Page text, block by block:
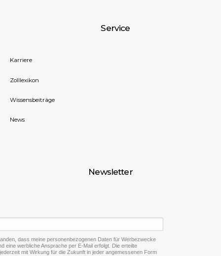
Service
Karriere
Zolllexikon
Wissensbeiträge
News
Newsletter
dass meine personenbezogenen Daten für Werbezwecke
eine werbliche Ansprache per E-Mail erfolgt. Die erteilte
mit Wirkung für die Zukunft in jeder angemessenen Form